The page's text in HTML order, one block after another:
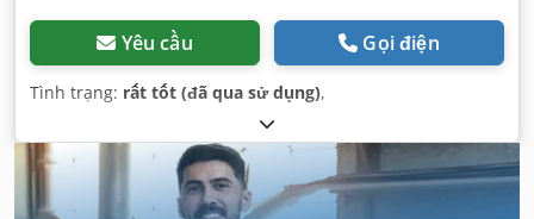
Yêu cầu Gọi điện
Tình trạng: rất tốt (đã qua sử dụng),